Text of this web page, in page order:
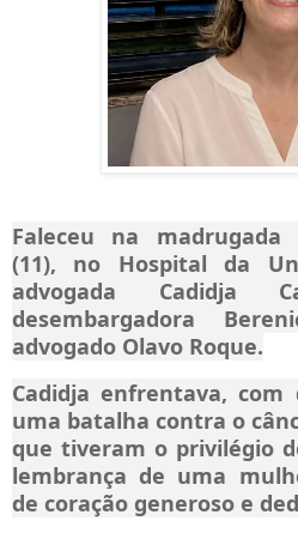
Faleceu na madrugada
(11), no Hospital da
advogada Cadidja
desembargadora
advogado Olavo Roque.
Cadidja enfrentava, com
uma batalha contra o
que tiveram o privilégio
lembrança de uma
de coração generoso e